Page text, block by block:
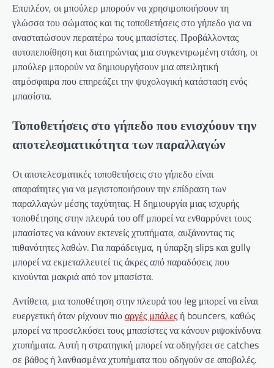
Επιπλέον, οι μπούλερ μπορούν να χρησιμοποιήσουν τη
γλώσσα του σώματος και τις τοποθετήσεις στο γήπεδο για να
αναστατώσουν περαιτέρω τους μπασίστες. Προβάλλοντας
αυτοπεποίθηση και διατηρώντας μια συγκεντρωμένη στάση, οι
μπούλερ μπορούν να δημιουργήσουν μια απειλητική
ατμόσφαιρα που επηρεάζει την ψυχολογική κατάσταση ενός
μπασίστα.
Τοποθετήσεις στο γήπεδο που ενισχύουν την
αποτελεσματικότητα των παραλλαγών
Οι αποτελεσματικές τοποθετήσεις στο γήπεδο είναι
απαραίτητες για να μεγιστοποιήσουν την επίδραση των
παραλλαγών μέσης ταχύτητας. Η δημιουργία μιας ισχυρής
τοποθέτησης στην πλευρά του off μπορεί να ενθαρρύνει τους
μπασίστες να κάνουν εκτενείς χτυπήματα, αυξάνοντας τις
πιθανότητες λαθών. Για παράδειγμα, η ύπαρξη slips και gully
μπορεί να εκμεταλλευτεί τις άκρες από παραδόσεις που
κινούνται μακριά από τον μπασίστα.
Αντίθετα, μια τοποθέτηση στην πλευρά του leg μπορεί να είναι
ευεργετική όταν ρίχνουν πιοαργές μπάλεςή bouncers, καθώς
μπορεί να προσελκύσει τους μπασίστες να κάνουν ριψοκίνδυνα
χτυπήματα. Αυτή η στρατηγική μπορεί να οδηγήσει σε catches
σε βάθος ή λανθασμένα χτυπήματα που οδηγούν σε αποβολές.